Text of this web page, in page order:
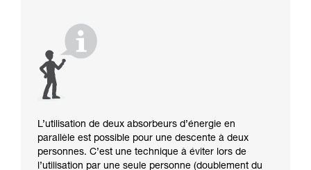
L’utilisation de deux absorbeurs d’énergie en
parallèle est possible pour une descente à deux
personnes. C’est une technique à éviter lors de
l’utilisation par une seule personne (doublement du